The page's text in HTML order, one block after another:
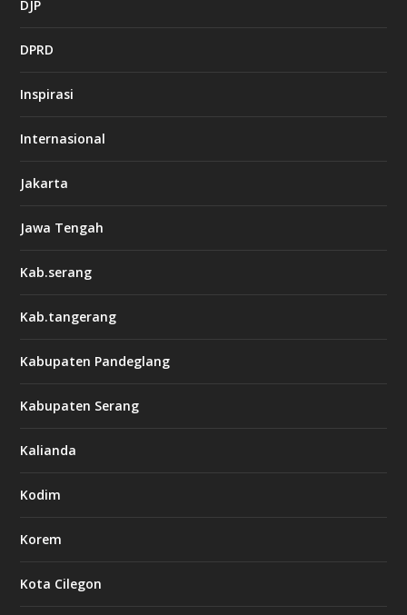
DJP
DPRD
Inspirasi
Internasional
Jakarta
Jawa Tengah
Kab.serang
Kab.tangerang
Kabupaten Pandeglang
Kabupaten Serang
Kalianda
Kodim
Korem
Kota Cilegon